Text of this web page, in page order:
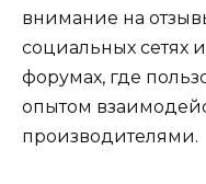
внимание на
социальных сетях
форумах, где
опытом
производителями.